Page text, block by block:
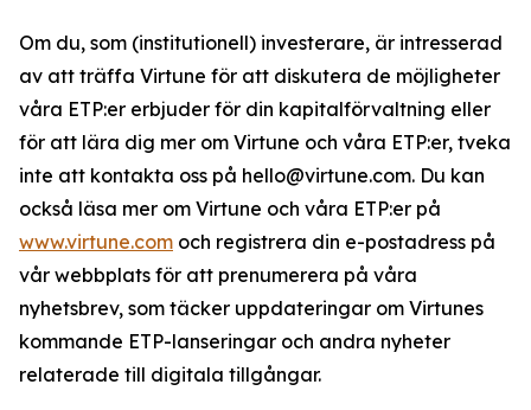
Om du, som (institutionell) investerare, är intresserad
av att träffa Virtune för att diskutera de möjligheter
våra ETP:er erbjuder för din kapitalförvaltning eller
för att lära dig mer om Virtune och våra ETP:er, tveka
inte att kontakta oss på hello@virtune.com. Du kan
också läsa mer om Virtune och våra ETP:er på
www.virtune.com och registrera din e-postadress på
vår webbplats för att prenumerera på våra
nyhetsbrev, som täcker uppdateringar om Virtunes
kommande ETP-lanseringar och andra nyheter
relaterade till digitala tillgångar.